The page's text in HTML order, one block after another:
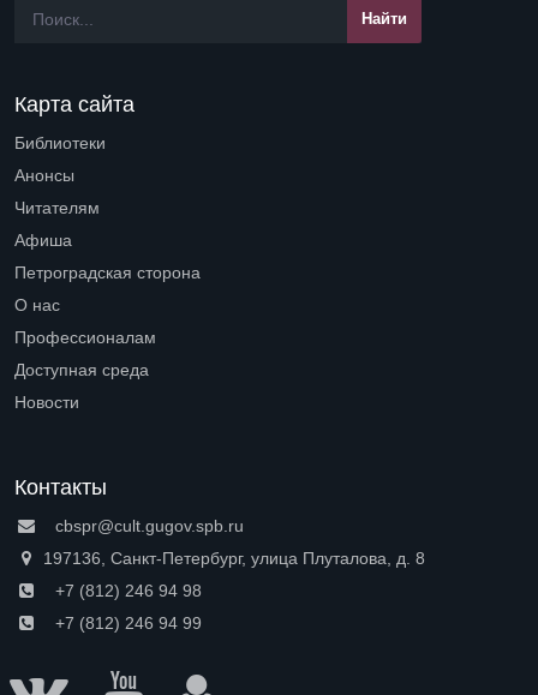
Карта сайта
Библиотеки
Анонсы
Читателям
Афиша
Петроградская сторона
О нас
Профессионалам
Доступная среда
Новости
Контакты
cbspr@cult.gugov.spb.ru
197136, Санкт-Петербург, улица Плуталова, д. 8
+7 (812) 246 94 98
+7 (812) 246 94 99